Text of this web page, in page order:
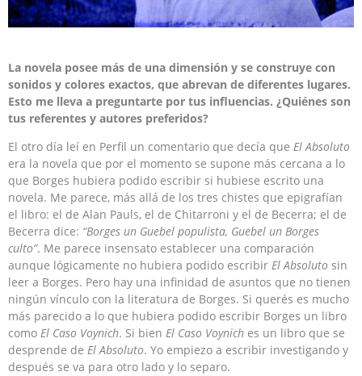
La novela posee más de una dimensión y se construye con
sonidos y colores exactos, que abrevan de diferentes lugares.
Esto me lleva a preguntarte por tus influencias. ¿Quiénes son
tus referentes y autores preferidos?
El otro día leí en Perfil un comentario que decía que El Absoluto
era la novela que por el momento se supone más cercana a lo
que Borges hubiera podido escribir si hubiese escrito una
novela. Me parece, más allá de los tres chistes que epigrafían
el libro: el de Alan Pauls, el de Chitarroni y el de Becerra; el de
Becerra dice: “Borges un Guebel populista, Guebel un Borges
culto”. Me parece insensato establecer una comparación
aunque lógicamente no hubiera podido escribir El Absoluto sin
leer a Borges. Pero hay una infinidad de asuntos que no tienen
ningún vínculo con la literatura de Borges. Si querés es mucho
más parecido a lo que hubiera podido escribir Borges un libro
como El Caso Voynich. Si bien El Caso Voynich es un libro que se
desprende de El Absoluto. Yo empiezo a escribir investigando y
después se va para otro lado y lo separo.